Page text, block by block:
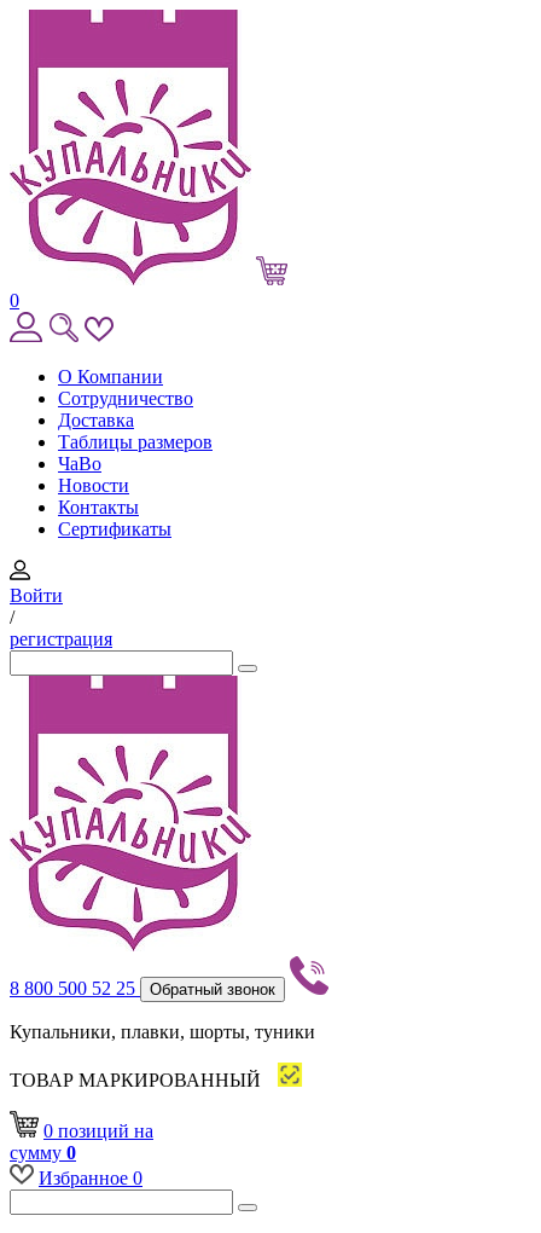
0
О Компании
Сотрудничество
Доставка
Таблицы размеров
ЧаВо
Новости
Контакты
Сертификаты
Войти
/
регистрация
8 800 500 52 25 Обратный звонок
Купальники, плавки, шорты, туники
ТОВАР МАРКИРОВАННЫЙ
0 позиций на
сумму 0
Избранное 0